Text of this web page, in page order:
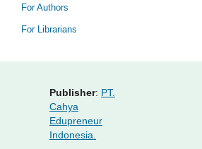
For Authors
For Librarians
Publisher: PT.
Cahya
Edupreneur
Indonesia.